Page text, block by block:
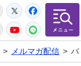
Twitter
YouTube
LINE
> メルマガ配信 > バ